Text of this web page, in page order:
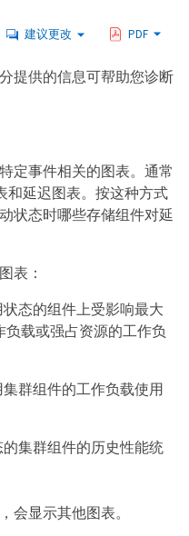
建议更改 PDF
提供的信息可帮助您诊断
定事件相关的图表。通常
和延迟图表。按这种方式
状态时哪些存储组件对延
表：
态的组件上受影响最大
载或强占资源的工作负
群组件的工作负载使用
集群组件的历史性能统
会显示其他图表。